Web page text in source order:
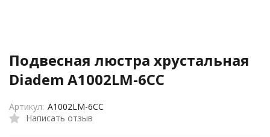
Подвесная люстра хрустальная
Diadem A1002LM-6CC
Написать отзыв
Артикул: A1002LM-6CC